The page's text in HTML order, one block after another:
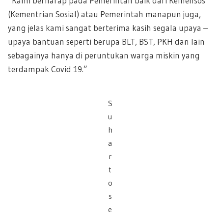
(Kementrian Sosial) atau Pemerintah manapun juga,
yang jelas kami sangat berterima kasih segala upaya –
upaya bantuan seperti berupa BLT, BST, PKH dan lain
sebagainya hanya di peruntukan warga miskin yang
terdampak Covid 19.”
S
u
h
a
r
t
o
s
e